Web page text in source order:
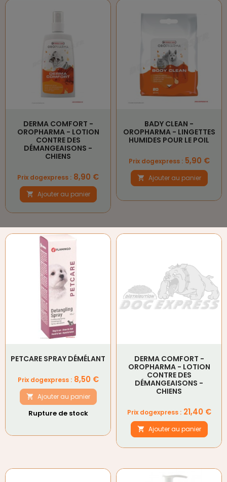
DERMA COMFORT -
OROPHARMA - LOTION
CONTRE DES
DÉMANGEAISONS -
CHIENS
Prix
Prix dogexpress : 8,90 €
 Ajouter au panier
BADY CLEAN -
OROPHARMA - LINGETTES
HUMIDES POUR LE POIL
Prix
Prix dogexpress :5,90 €
 Ajouter au panier
PETCARE SPRAY DÉMÉLANT
Prix
Prix dogexpress :8,50 €
 Ajouter au panier
Rupture de stock
DERMA COMFORT -
OROPHARMA - LOTION
CONTRE DES
DÉMANGEAISONS -
CHIENS
Prix
Prix dogexpress :21,40 €
 Ajouter au panier